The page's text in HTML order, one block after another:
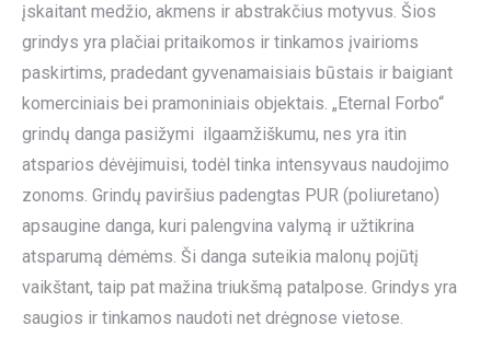
įskaitant medžio, akmens ir abstrakčius motyvus. Šios
grindys yra plačiai pritaikomos ir tinkamos įvairioms
paskirtims, pradedant gyvenamaisiais būstais ir baigiant
komerciniais bei pramoniniais objektais. „Eternal Forbo“
grindų danga pasižymi ilgaamžiškumu, nes yra itin
atsparios dėvėjimuisi, todėl tinka intensyvaus naudojimo
zonoms. Grindų paviršius padengtas PUR (poliuretano)
apsaugine danga, kuri palengvina valymą ir užtikrina
atsparumą dėmėms. Ši danga suteikia malonų pojūtį
vaikštant, taip pat mažina triukšmą patalpose. Grindys yra
saugios ir tinkamos naudoti net drėgnose vietose.